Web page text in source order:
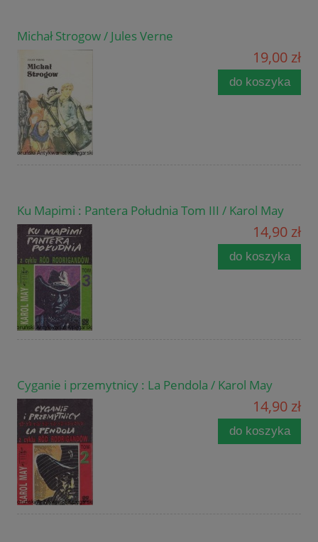
Michał Strogow / Jules Verne
19,00 zł
do koszyka
Ku Mapimi : Pantera Południa Tom III / Karol May
14,90 zł
do koszyka
Cyganie i przemytnicy : La Pendola / Karol May
14,90 zł
do koszyka